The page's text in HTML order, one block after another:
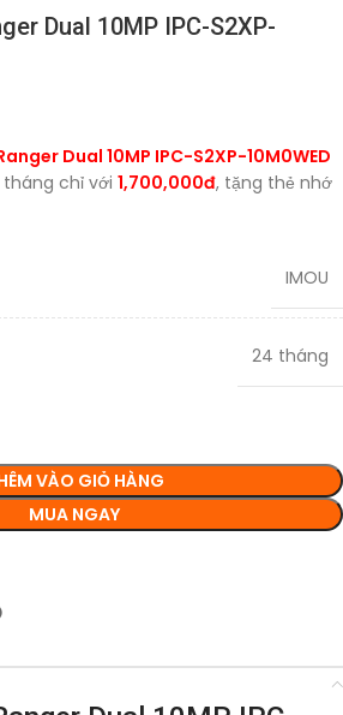
Dual 10MP IPC-S2XP-
Dual 10MP IPC-S2XP-10M0WED
chỉ với 1,700,000đ, tặng thẻ nhớ
IMOU
24 tháng
VÀO GIỎ HÀNG
MUA NGAY